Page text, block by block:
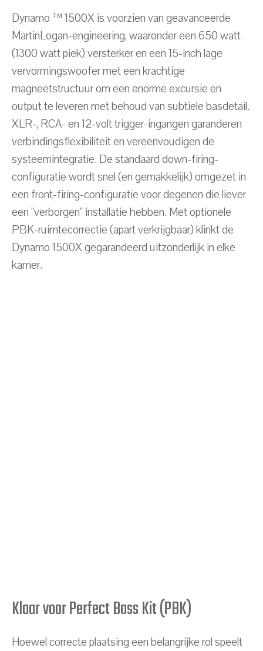
Dynamo ™ 1500X is voorzien van geavanceerde
MartinLogan-engineering, waaronder een 650 watt
(1300 watt piek) versterker en een 15-inch lage
vervormingswoofer met een krachtige
magneetstructuur om een enorme excursie en
output te leveren met behoud van subtiele basdetail.
XLR-, RCA- en 12-volt trigger-ingangen garanderen
verbindingsflexibiliteit en vereenvoudigen de
systeemintegratie. De standaard down-firing-
configuratie wordt snel (en gemakkelijk) omgezet in
een front-firing-configuratie voor degenen die liever
een "verborgen" installatie hebben. Met optionele
PBK-ruimtecorrectie (apart verkrijgbaar) klinkt de
Dynamo 1500X gegarandeerd uitzonderlijk in elke
kamer.
Klaar voor Perfect Bass Kit (PBK)
Hoewel correcte plaatsing een belangrijke rol speelt